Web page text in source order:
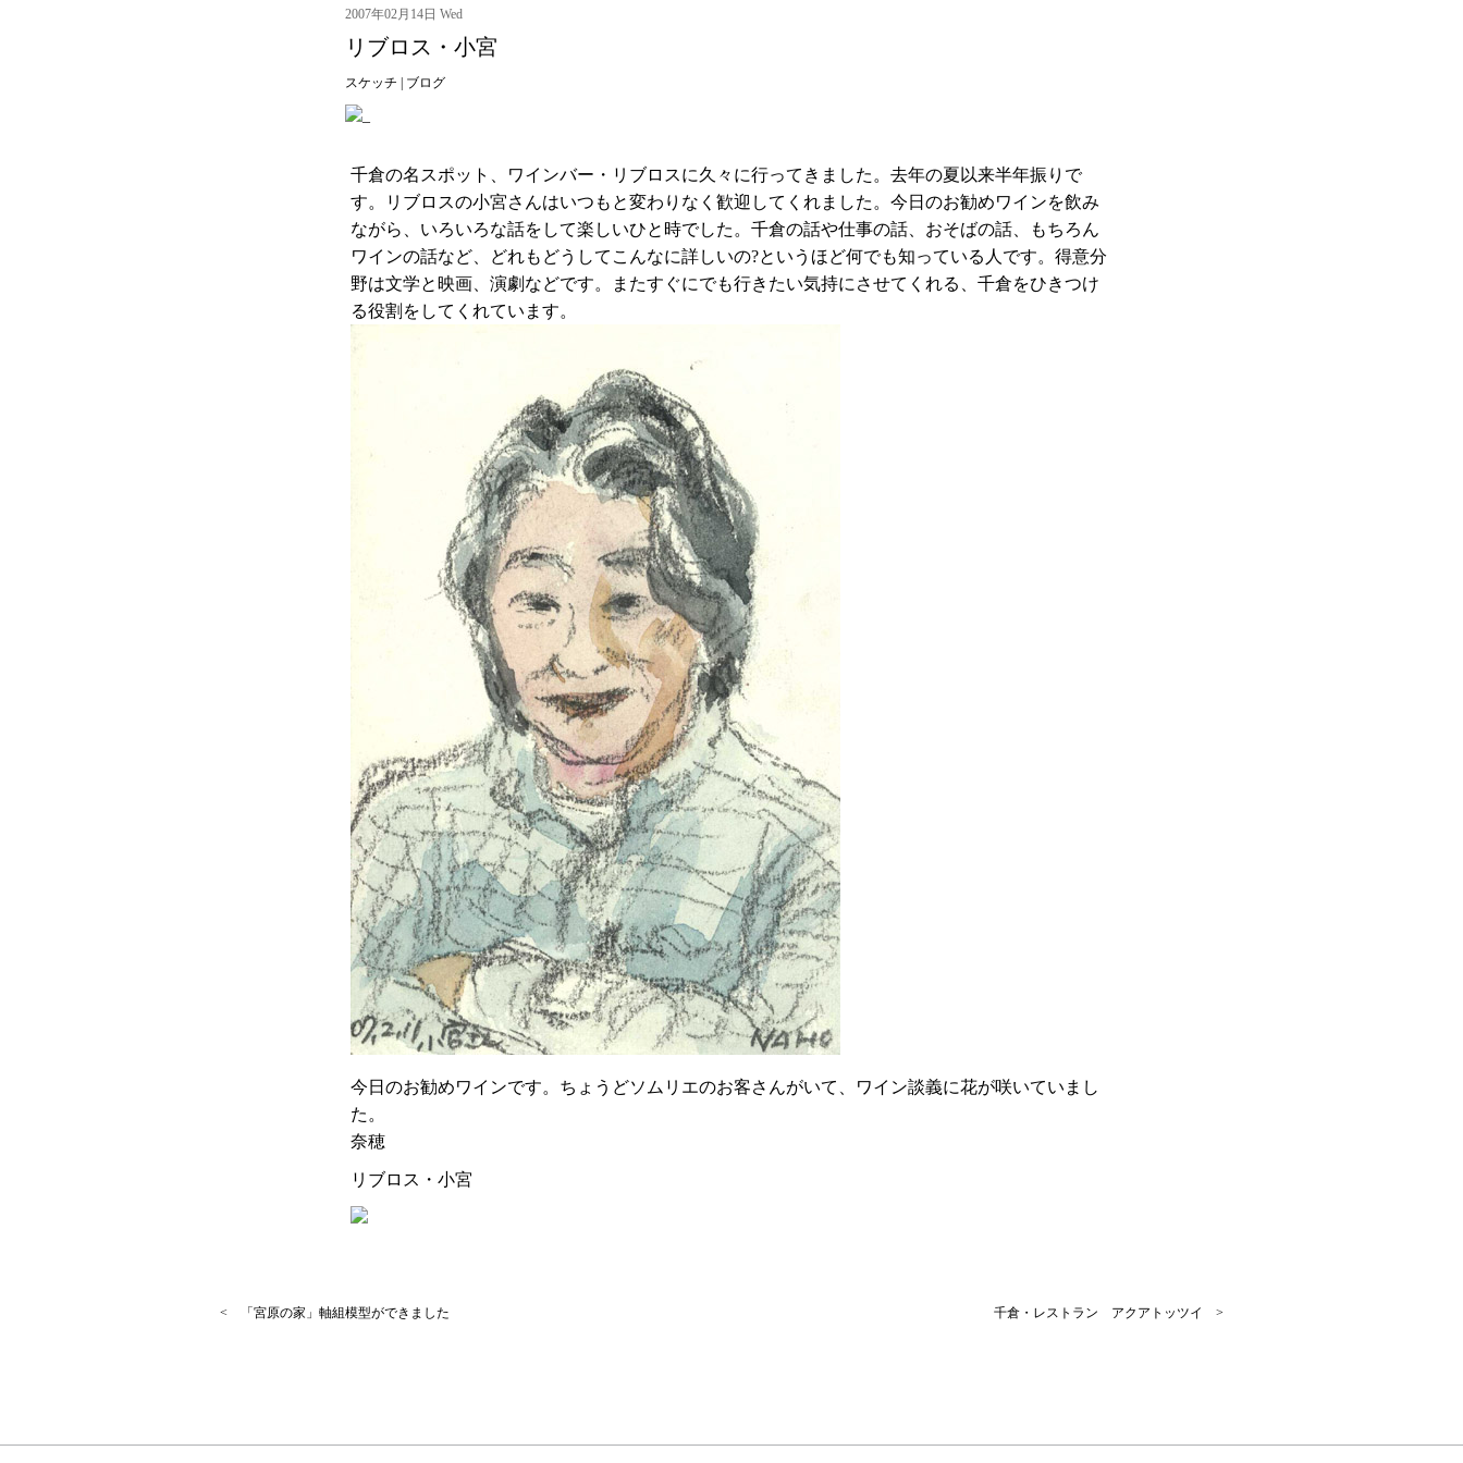
2007年02月14日 Wed
リブロス・小宮
スケッチ ブログ
千倉の名スポット、ワインバー・リブロスに久々に行ってきました。去年の夏以来半年振りで
す。リブロスの小宮さんはいつもと変わりなく歓迎してくれました。今日のお勧めワインを飲み
ながら、いろいろな話をして楽しいひと時でした。千倉の話や仕事の話、おそばの話、もちろん
ワインの話など、どれもどうしてこんなに詳しいの?というほど何でも知っている人です。得意分
野は文学と映画、演劇などです。またすぐにでも行きたい気持にさせてくれる、千倉をひきつけ
る役割をしてくれています。
今日のお勧めワインです。ちょうどソムリエのお客さんがいて、ワイン談義に花が咲いていまし
た。
奈穂
リブロス・小宮
< 「宮原の家」軸組模型ができました 千倉・レストラン アクアトッツイ >